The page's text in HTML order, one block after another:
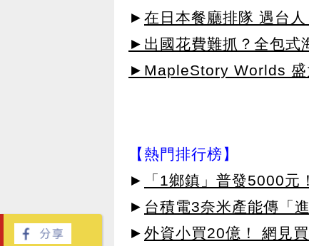
► 在日本餐廳排隊 遇台
►出國花費難抓？全包式
►MapleStory Worlds 盛
【熱門排行榜】
►
「1鄉鎮」普發5000
► 台積電3奈米產能傳「
► 外資小買20億！ 網見